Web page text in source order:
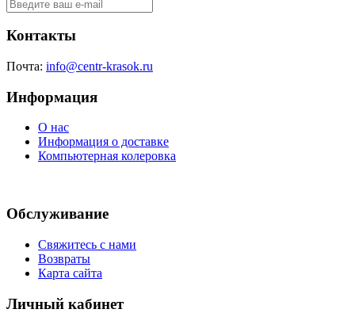
Контакты
Почта: info@centr-krasok.ru
Информация
О нас
Информация о доставке
Компьютерная колеровка
Обслуживание
Свяжитесь с нами
Возвраты
Карта сайта
Личный кабинет